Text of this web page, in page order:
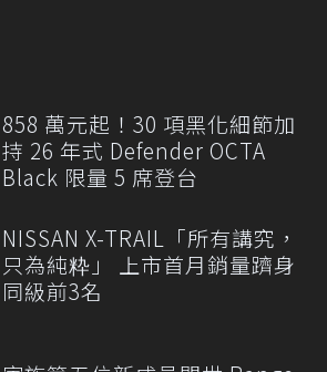
858 萬元起！30 項黑化細節加
持 26 年式 Defender OCTA
Black 限量 5 席登台
NISSAN X-TRAIL「所有講究，
只為純粋」 上市首月銷量躋身
同級前3名